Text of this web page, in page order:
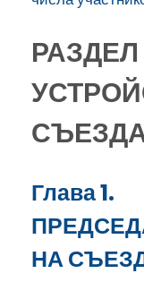
Глава 1.
НА